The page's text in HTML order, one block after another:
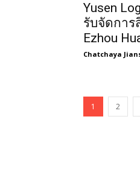
Yusen
รับจัดกา
Ezhou
Chatchaya
1 2